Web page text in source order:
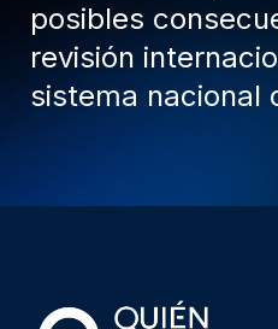
posibles
revisión
sistema nacional